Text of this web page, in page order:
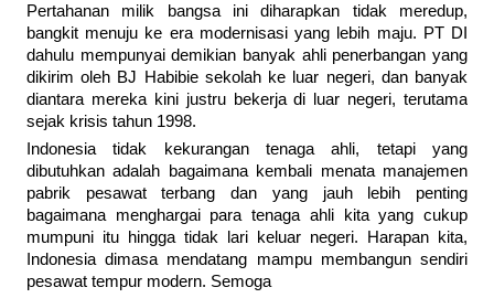
Pertahanan milik bangsa ini diharapkan tidak meredup,
bangkit menuju ke era modernisasi yang lebih maju. PT DI
dahulu mempunyai demikian banyak ahli penerbangan yang
dikirim oleh BJ Habibie sekolah ke luar negeri, dan banyak
diantara mereka kini justru bekerja di luar negeri, terutama
sejak krisis tahun 1998.
Indonesia tidak kekurangan tenaga ahli, tetapi yang
dibutuhkan adalah bagaimana kembali menata manajemen
pabrik pesawat terbang dan yang jauh lebih penting
bagaimana menghargai para tenaga ahli kita yang cukup
mumpuni itu hingga tidak lari keluar negeri. Harapan kita,
Indonesia dimasa mendatang mampu membangun sendiri
pesawat tempur modern. Semoga